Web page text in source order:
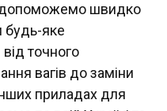
швидко
будь-яке
точного
вагів до заміни
приладах для